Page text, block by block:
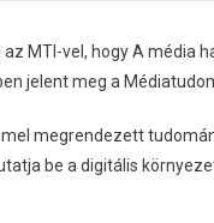
MTI-vel, hogy A média
jelent meg a
megrendezett
be a digitális